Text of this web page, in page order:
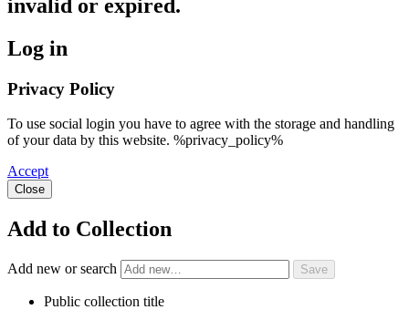
invalid or expired.
Log in
Privacy Policy
To use social login you have to agree with the storage and handling
of your data by this website. %privacy_policy%
Accept
Close
Add to Collection
Add new or search
Public collection title